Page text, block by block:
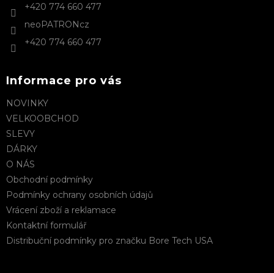
+420 774 660 477
neoPATRONcz
+420 774 660 477
Informace pro vás
NOVINKY
VELKOOBCHOD
SLEVY
DÁRKY
O NÁS
Obchodní podmínky
Podmínky ochrany osobních údajů
Vrácení zboží a reklamace
Kontaktní formulář
Distribuční podmínky pro značku Bore Tech USA